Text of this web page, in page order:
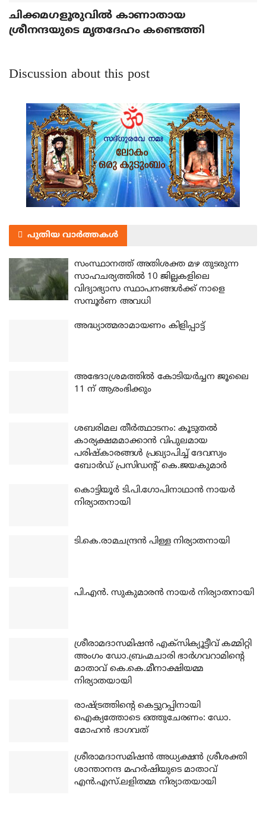
ചിക്കമഗളൂരുവില്‍ കാണാതായ
ശ്രീനന്ദയുടെ മൃതദേഹം കണ്ടെത്തി
Discussion about this post
പുതിയ വാർത്തകൾ
സംസ്ഥാനത്ത് അതിശക്ത മഴ തുടരുന്ന
സാഹചര്യത്തിൽ 10 ജില്ലകളിലെ
വിദ്യാഭ്യാസ സ്ഥാപനങ്ങൾക്ക് നാളെ
സമ്പൂർണ അവധി
അദ്ധ്യാത്മരാമായണം കിളിപ്പാട്ട്
അഭേദാശ്രമത്തില്‍ കോടിയര്‍ച്ചന ജൂലൈ
11 ന് ആരംഭിക്കും
ശബരിമല തീര്‍ത്ഥാടനം: കൂടുതല്‍
കാര്യക്ഷമമാക്കാന്‍ വിപുലമായ
പരിഷ്‌കാരങ്ങള്‍ പ്രഖ്യാപിച്ച് ദേവസ്വം
ബോര്‍ഡ് പ്രസിഡന്റ് കെ.ജയകുമാര്‍
കൊട്ടിയൂര്‍ ടി.പി.ഗോപിനാഥാന്‍ നായര്‍
നിര്യാതനായി
ടി.കെ.രാമചന്ദ്രന്‍ പിള്ള നിര്യാതനായി
പി.എന്‍. സുകുമാരന്‍ നായര്‍ നിര്യാതനായി
ശ്രീരാമദാസമിഷന്‍ എക്‌സിക്യൂട്ടീവ് കമ്മിറ്റി
അംഗം ഡോ.ബ്രഹ്മചാരി ഭാര്‍ഗവറാമിന്റെ
മാതാവ് കെ.കെ.മീനാക്ഷിയമ്മ
നിര്യാതയായി
രാഷ്ട്രത്തിന്റെ കെട്ടുറപ്പിനായി
ഐക്യത്തോടെ ഒത്തുചേരണം: ഡോ.
മോഹന്‍ ഭാഗവത്
ശ്രീരാമദാസമിഷന്‍ അധ്യക്ഷന്‍ ശ്രീശക്തി
ശാന്താനന്ദ മഹര്‍ഷിയുടെ മാതാവ്
എന്‍.എസ്.ലളിതമ്മ നിര്യാതയായി